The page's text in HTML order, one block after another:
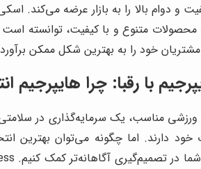
و دوام بالا را به بازار عرضه می‌کند.
محصولات متنوع و با کیفیت، توانسته است
خود را به بهترین شکل ممکن
با رقبا: چرا هایپرجیم
ورزشی مناسب، یک سرمایه‌گذاری در
خود دارند. اما چگونه می‌توان بهترین